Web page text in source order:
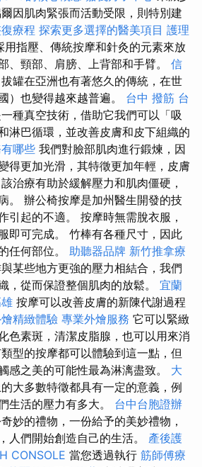
因肌肉緊張而活動受限，則特別建
療程 探索更多選擇的醫美項目 護理
用指壓、傳統按摩和針灸的元素來放
、頸部、肩膀、上背部和手臂。 信
拔罐在亞洲也有著悠久的傳統，在世
）也變得越來越普遍。 台中 撥筋 台
種真空技術，借助它我們可以「吸
淋巴循環，並改善皮膚和皮下組織的
哪些 我們對臉部肌肉進行鍛煉，因
得更加光滑，其特徵更加年輕，皮膚
治療有助於緩解壓力和肌肉僵硬，
。 辦公椅按摩是加州醫生開發的技
引起的不適。 按摩時無需脫衣服，
即可完成。 竹棒有各種尺寸，因此
任何部位。 助聽器品牌 新竹推拿療
某些地方更強的壓力相結合，我們
，從而保證整個肌肉的放鬆。 宜蘭
按摩可以改善皮膚的新陳代謝過程
精緻體驗 專業外燴服務 它可以緊緻
色素斑，清潔皮脂腺，也可以用來消
型的按摩都可以體驗到這一點，但
感之美的可能性最為淋漓盡致。 大
大多數特徵都具有一定的意義，例
生活的壓力有多大。 台中台胞證辦
妙的禮物，一份給予的美妙禮物，
人們開始創造自己的生活。 產後護
CONSOLE 當您透過執行 筋師傅療